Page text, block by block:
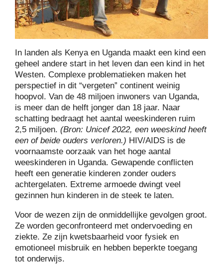
In landen als Kenya en Uganda maakt een kind een
geheel andere start in het leven dan een kind in het
Westen. Complexe problematieken maken het
perspectief in dit “vergeten” continent weinig
hoopvol. Van de 48 miljoen inwoners van Uganda,
is meer dan de helft jonger dan 18 jaar. Naar
schatting bedraagt ​​het aantal weeskinderen ruim
2,5 miljoen. (Bron: Unicef 2022, een weeskind heeft
een of beide ouders verloren.) HIV/AIDS is de
voornaamste oorzaak van het hoge aantal
weeskinderen in Uganda. Gewapende conflicten
heeft een generatie kinderen zonder ouders
achtergelaten. Extreme armoede dwingt veel
gezinnen hun kinderen in de steek te laten.
Voor de wezen zijn de onmiddellijke gevolgen groot.
Ze worden geconfronteerd met ondervoeding en
ziekte. Ze zijn kwetsbaarheid voor fysiek en
emotioneel misbruik en hebben beperkte toegang
tot onderwijs.